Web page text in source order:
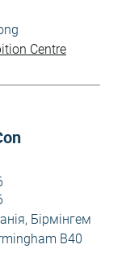
Centre
Бірмінгем
B40